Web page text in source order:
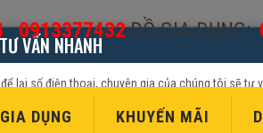
-0913377432ĐỒ GIA DỤNG:
DỤNG KHUYẾN MÃI
TƯ VẤN NHANH
lại số điện thoại, chuyên gia của chúng tôi sẽ tư
tiếp cho quý khách